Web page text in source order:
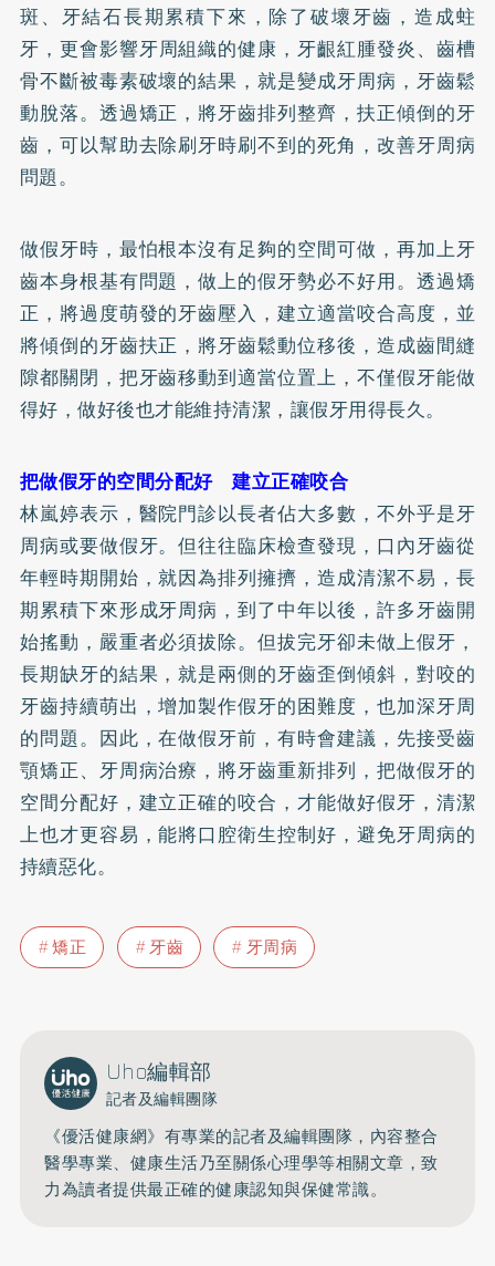
斑、牙結石長期累積下來，除了破壞牙齒，造成蛀
牙 ，更會影響牙周組織的健康，牙齦紅腫發炎、齒槽
骨不斷被毒素破壞的結果，就是變成牙周病，牙齒鬆
動脫落。透過矯正，將牙齒排列整齊，扶正傾倒的牙
齒，可以幫助去除刷牙時刷不到的死角，改善牙周病
問題。
做假牙時，最怕根本沒有足夠的空間可做，再加上牙
齒本身根基有問題，做上的假牙勢必不好用。透過矯
正，將過度萌發的牙齒壓入，建立適當咬合高度，並
將傾倒的牙齒扶正，將牙齒鬆動位移後，造成齒間縫
隙都關閉，把牙齒移動到適當位置上，不僅假牙能做
得好，做好後也才能維持清潔，讓假牙用得長久。
把做假牙的空間分配好 建立正確咬合
林嵐婷表示，醫院門診以長者佔大多數，不外乎是牙
周病或要做假牙。但往往臨床檢查發現，口內牙齒從
年輕時期開始，就因為排列擁擠，造成清潔不易，長
期累積下來形成牙周病，到了中年以後，許多牙齒開
始搖動，嚴重者必須拔除。但拔完牙卻未做上假牙，
長期缺牙的結果，就是兩側的牙齒歪倒傾斜，對咬的
牙齒持續萌出，增加製作假牙的困難度，也加深牙周
的問題。因此，在做假牙前，有時會建議，先接受齒
顎矯正、牙周病治療，將牙齒重新排列，把做假牙的
空間分配好，建立正確的咬合，才能做好假牙，清潔
上也才更容易，能將口腔衛生控制好，避免牙周病的
持續惡化。
矯正 牙齒 牙周病
Uho編輯部
記者及編輯團隊
《優活健康網》有專業的記者及編輯團隊，內容整合
醫學專業、健康生活乃至關係心理學等相關文章，致
力為讀者提供最正確的健康認知與保健常識。